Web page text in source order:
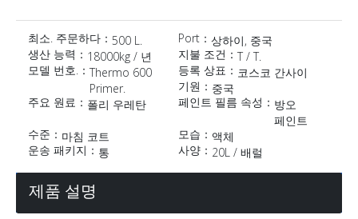
최소. 주문하다： 500 L. Port：상하이, 중국
생산 능력： 18000kg / 년 지불 조건：T / T.
모델 번호.： Thermo 600
Primer.
등록 상표： 코스코 간사이
기원： 중국
주요 원료： 폴리 우레탄 페인트 필름 속성： 방오
페인트
수준： 마침 코트 모습： 액체
운송 패키지： 통 사양： 20L / 배럴
제품 설명